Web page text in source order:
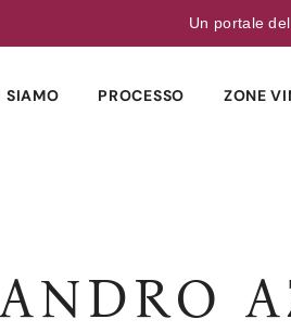
Un portale
SIAMO PROCESSO ZONE